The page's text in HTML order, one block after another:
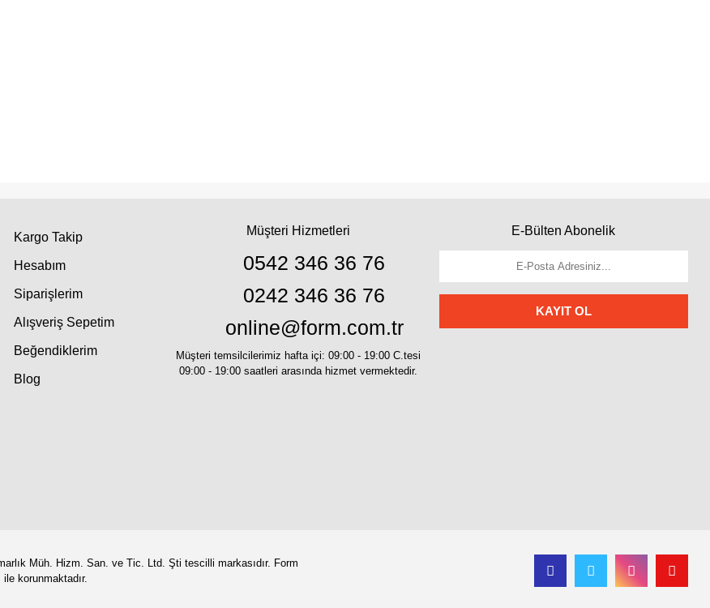
Kargo Takip
Hesabım
Siparişlerim
Alışveriş Sepetim
Beğendiklerim
Blog
Müşteri Hizmetleri
0542 346 36 76
0242 346 36 76
online@form.com.tr
Müşteri temsilcilerimiz hafta içi: 09:00 - 19:00 C.tesi
09:00 - 19:00 saatleri arasında hizmet vermektedir.
E-Bülten Abonelik
KAYIT OL
Müh. Hizm. San. ve Tic. Ltd. Şti tescilli markasıdır. Form
korunmaktadır.